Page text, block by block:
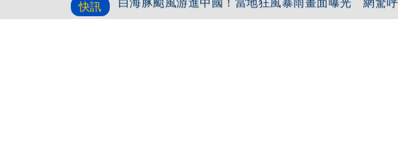
快訊
蔣、柯轟綠擋疫苗！ 醫師酸：嘴喊要打中國疫苗、